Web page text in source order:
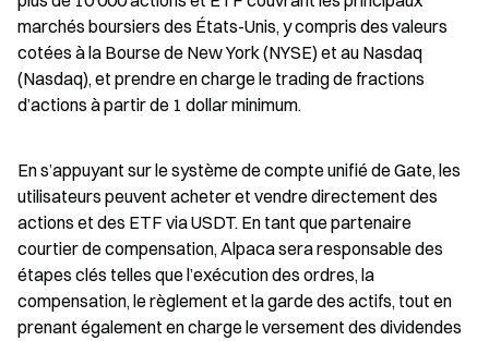
marchés boursiers des États-Unis, y compris des valeurs
cotées à la Bourse de New York (NYSE) et au Nasdaq
(Nasdaq), et prendre en charge le trading de fractions
d’actions à partir de 1 dollar minimum.
En s’appuyant sur le système de compte unifié de Gate, les
utilisateurs peuvent acheter et vendre directement des
actions et des ETF via USDT. En tant que partenaire
courtier de compensation, Alpaca sera responsable des
étapes clés telles que l’exécution des ordres, la
compensation, le règlement et la garde des actifs, tout en
prenant également en charge le versement des dividendes